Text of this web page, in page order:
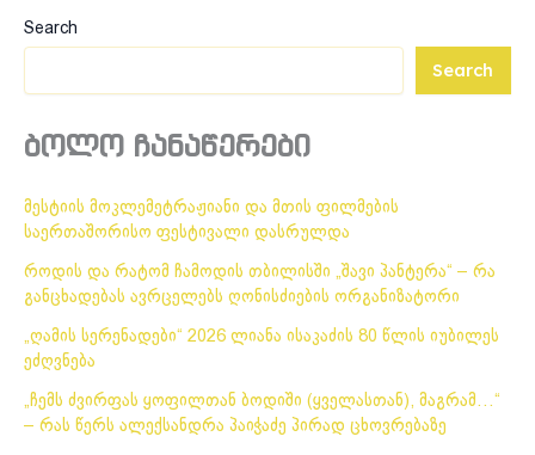
Search
Search
ბოლო ჩანაწერები
მესტიის მოკლემეტრაჟიანი და მთის ფილმების
საერთაშორისო ფესტივალი დასრულდა
როდის და რატომ ჩამოდის თბილისში „შავი პანტერა“ – რა
განცხადებას ავრცელებს ღონისძიების ორგანიზატორი
„ღამის სერენადები“ 2026 ლიანა ისაკაძის 80 წლის იუბილეს
ეძღვნება
„ჩემს ძვირფას ყოფილთან ბოდიში (ყველასთან), მაგრამ…“
– რას წერს ალექსანდრა პაიჭაძე პირად ცხოვრებაზე